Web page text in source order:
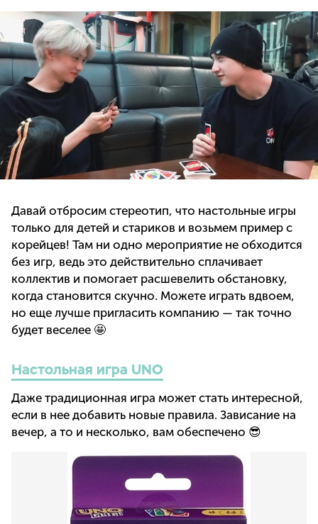
Давай отбросим стереотип, что настольные игры
только для детей и стариков и возьмем пример с
корейцев! Там ни одно мероприятие не обходится
без игр, ведь это действительно сплачивает
коллектив и помогает расшевелить обстановку,
когда становится скучно. Можете играть вдвоем,
но еще лучше пригласить компанию — так точно
будет веселее 🤩
Настольная игра UNO
Даже традиционная игра может стать интересной,
если в нее добавить новые правила. Зависание на
вечер, а то и несколько, вам обеспечено 😎